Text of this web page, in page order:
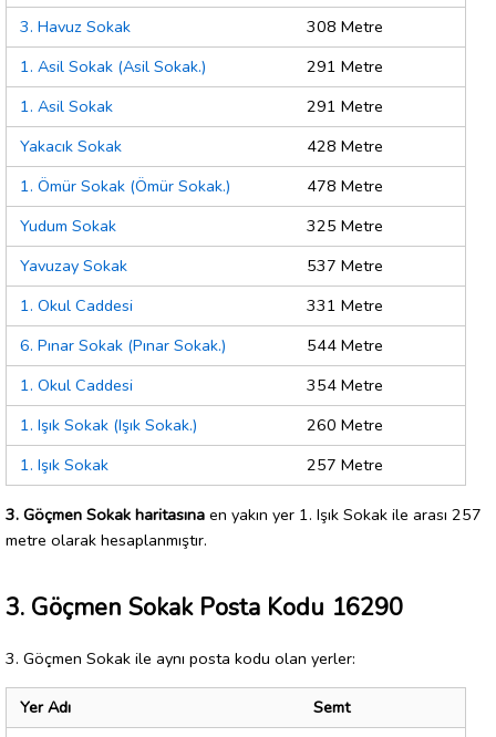
3. Havuz Sokak
308 Metre
1. Asil Sokak (Asil Sokak.)
291 Metre
1. Asil Sokak
291 Metre
Yakacık Sokak
428 Metre
1. Ömür Sokak (Ömür Sokak.)
478 Metre
Yudum Sokak
325 Metre
Yavuzay Sokak
537 Metre
1. Okul Caddesi
331 Metre
6. Pınar Sokak (Pınar Sokak.)
544 Metre
1. Okul Caddesi
354 Metre
1. Işık Sokak (Işık Sokak.)
260 Metre
1. Işık Sokak
257 Metre
3. Göçmen Sokak haritasına en yakın yer 1. Işık Sokak ile arası 257
metre olarak hesaplanmıştır.
3. Göçmen Sokak Posta Kodu 16290
3. Göçmen Sokak ile aynı posta kodu olan yerler:
Yer Adı
Semt